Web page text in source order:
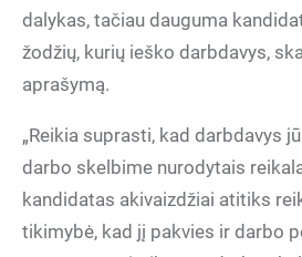
dalykas, tačiau dauguma
žodžių, kurių ieško darbdavys,
aprašymą.
„Reikia suprasti, kad darbdavys
darbo skelbime nurodytais
kandidatas akivaizdžiai atitiks
tikimybė, kad jį pakvies ir darbo